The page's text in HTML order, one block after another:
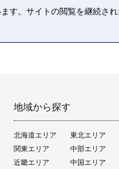
地域から探す
北海道エリア
東北エリア
関東エリア
中部エリア
近畿エリア
中国エリア
。サイトの閲覧を継続さ